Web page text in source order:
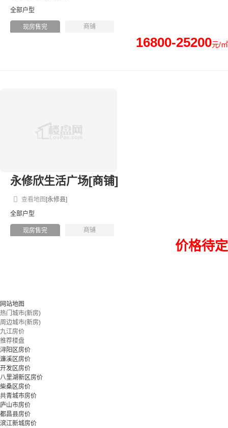
全部户型
现房售完 商铺
16800-25200元/㎡
永修欣生活广场[商铺]
[永修县]
查看地图
全部户型
现房售完 商铺
价格待定
网站地图
热门城市(新房)
周边城市(新房)
九江房价
推荐楼盘
浔阳区房价
濂溪区房价
开发区房价
八里湖新区房价
柴桑区房价
共青城市房价
庐山市房价
都昌县房价
滨江新城房价